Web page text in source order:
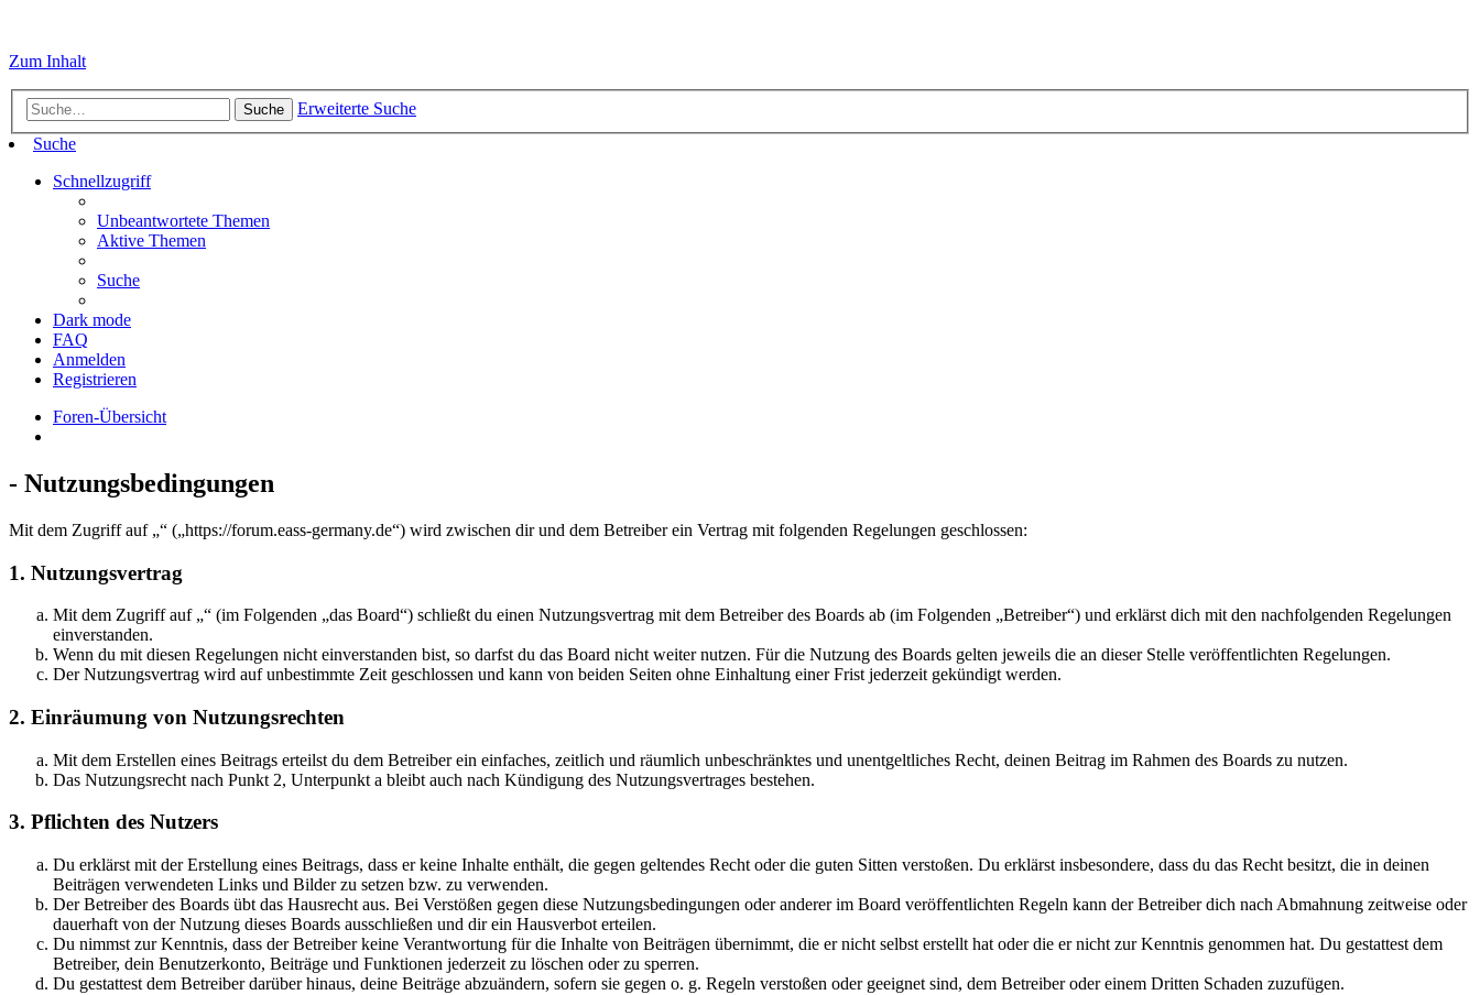
Zum Inhalt
Suche
Erweiterte Suche
Suche
Schnellzugriff
Unbeantwortete Themen
Aktive Themen
Suche
Dark mode
FAQ
Anmelden
Registrieren
Foren-Übersicht
- Nutzungsbedingungen
Mit dem Zugriff auf „“ („https://forum.eass-germany.de“) wird zwischen dir und dem Betreiber ein Vertrag mit folgenden Regelungen geschlossen:
1. Nutzungsvertrag
Mit dem Zugriff auf „“ (im Folgenden „das Board“) schließt du einen Nutzungsvertrag mit dem Betreiber des Boards ab (im Folgenden „Betreiber“) und erklärst dich mit den nachfolgenden Regelungen
einverstanden.
Wenn du mit diesen Regelungen nicht einverstanden bist, so darfst du das Board nicht weiter nutzen. Für die Nutzung des Boards gelten jeweils die an dieser Stelle veröffentlichten Regelungen.
Der Nutzungsvertrag wird auf unbestimmte Zeit geschlossen und kann von beiden Seiten ohne Einhaltung einer Frist jederzeit gekündigt werden.
2. Einräumung von Nutzungsrechten
Mit dem Erstellen eines Beitrags erteilst du dem Betreiber ein einfaches, zeitlich und räumlich unbeschränktes und unentgeltliches Recht, deinen Beitrag im Rahmen des Boards zu nutzen.
Das Nutzungsrecht nach Punkt 2, Unterpunkt a bleibt auch nach Kündigung des Nutzungsvertrages bestehen.
3. Pflichten des Nutzers
Du erklärst mit der Erstellung eines Beitrags, dass er keine Inhalte enthält, die gegen geltendes Recht oder die guten Sitten verstoßen. Du erklärst insbesondere, dass du das Recht besitzt, die in deinen
Beiträgen verwendeten Links und Bilder zu setzen bzw. zu verwenden.
Der Betreiber des Boards übt das Hausrecht aus. Bei Verstößen gegen diese Nutzungsbedingungen oder anderer im Board veröffentlichten Regeln kann der Betreiber dich nach Abmahnung zeitweise oder
dauerhaft von der Nutzung dieses Boards ausschließen und dir ein Hausverbot erteilen.
Du nimmst zur Kenntnis, dass der Betreiber keine Verantwortung für die Inhalte von Beiträgen übernimmt, die er nicht selbst erstellt hat oder die er nicht zur Kenntnis genommen hat. Du gestattest dem
Betreiber, dein Benutzerkonto, Beiträge und Funktionen jederzeit zu löschen oder zu sperren.
Du gestattest dem Betreiber darüber hinaus, deine Beiträge abzuändern, sofern sie gegen o. g. Regeln verstoßen oder geeignet sind, dem Betreiber oder einem Dritten Schaden zuzufügen.